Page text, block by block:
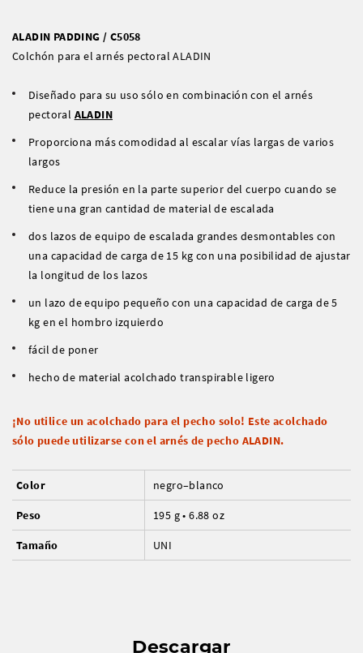
ALADIN PADDING / C5058
Colchón para el arnés pectoral ALADIN
Diseñado para su uso sólo en combinación con el arnés
pectoral ALADIN
Proporciona más comodidad al escalar vías largas de varios
largos
Reduce la presión en la parte superior del cuerpo cuando se
tiene una gran cantidad de material de escalada
dos lazos de equipo de escalada grandes desmontables con
una capacidad de carga de 15 kg con una posibilidad de ajustar
la longitud de los lazos
un lazo de equipo pequeño con una capacidad de carga de 5
kg en el hombro izquierdo
fácil de poner
hecho de material acolchado transpirable ligero
¡No utilice un acolchado para el pecho solo! Este acolchado
sólo puede utilizarse con el arnés de pecho ALADIN.
Color negro–blanco
Peso 195 g • 6.88 oz
Tamaño UNI
Descargar